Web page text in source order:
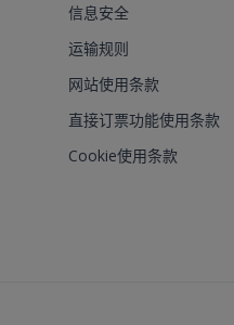
信息安全
运输规则
网站使用条款
直接订票功能使用条款
Cookie使用条款